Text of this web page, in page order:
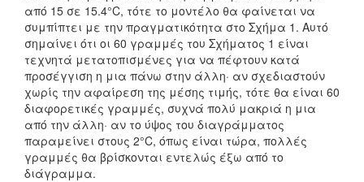
από 15 σε 15.4°C, τότε το μοντέλο θα φαίνεται να
συμπίπτει με την πραγματικότητα στο Σχήμα 1. Αυτό
σημαίνει ότι οι 60 γραμμές του Σχήματος 1 είναι
τεχνητά μετατοπισμένες για να πέφτουν κατά
προσέγγιση η μια πάνω στην άλλη· αν σχεδιαστούν
χωρίς την αφαίρεση της μέσης τιμής, τότε θα είναι 60
διαφορετικές γραμμές, συχνά πολύ μακριά η μια
από την άλλη· αν το ύψος του διαγράμματος
παραμείνει στους 2°C, όπως είναι τώρα, πολλές
γραμμές θα βρίσκονται εντελώς έξω από το
διάγραμμα.